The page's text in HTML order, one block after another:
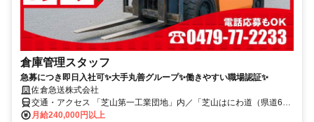
倉庫管理スタッフ
急募につき即日入社可✨大手丸善グループ✨働きやすい職場認証✨
佐倉急送株式会社
交通・アクセス 「芝山第一工業団地」内／「芝山はにわ道（県道62
号）」から車でスグ！
月給240,000円以上